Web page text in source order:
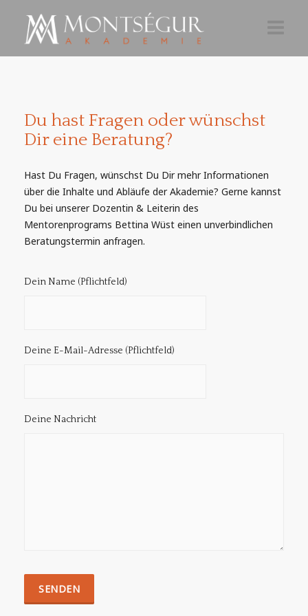
Datenschutz
Du hast Fragen oder wünschst
Dir eine Beratung?
Hast Du Fragen, wünschst Du Dir mehr Informationen
über die Inhalte und Abläufe der Akademie? Gerne kannst
Du bei unserer Dozentin & Leiterin des
Mentorenprograms Bettina Wüst einen unverbindlichen
Beratungstermin anfragen.
Dein Name (Pflichtfeld)
Deine E-Mail-Adresse (Pflichtfeld)
Deine Nachricht